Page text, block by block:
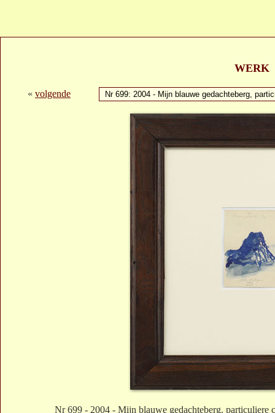
WERK
« volgende
Nr 699 - 2004 - Mijn blauwe gedachteberg, particuliere